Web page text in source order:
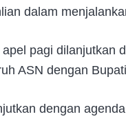
dalam
apel pagi dilanjutkan
ASN dengan
dengan